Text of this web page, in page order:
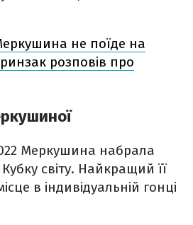
не поїде на
розповів про
Меркушина набрала
світу. Найкращий її
в індивідуальній гонці